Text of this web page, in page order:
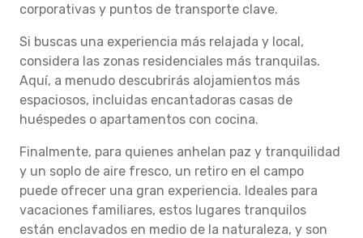
corporativas y puntos de transporte clave.
Si buscas una experiencia más relajada y local,
considera las zonas residenciales más tranquilas.
Aquí, a menudo descubrirás alojamientos más
espaciosos, incluidas encantadoras casas de
huéspedes o apartamentos con cocina.
Finalmente, para quienes anhelan paz y tranquilidad
y un soplo de aire fresco, un retiro en el campo
puede ofrecer una gran experiencia. Ideales para
vacaciones familiares, estos lugares tranquilos
están enclavados en medio de la naturaleza, y son